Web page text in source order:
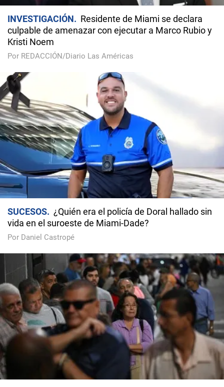
INVESTIGACIÓN
Residente de Miami se declara
culpable de amenazar con ejecutar a Marco Rubio y
Kristi Noem
Por REDACCIÓN/Diario Las Américas
SUCESOS
¿Quién era el policía de Doral hallado sin
vida en el suroeste de Miami-Dade?
Por Daniel Castropé